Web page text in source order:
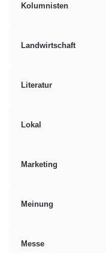
Kolumnisten
Landwirtschaft
Literatur
Lokal
Marketing
Meinung
Messe